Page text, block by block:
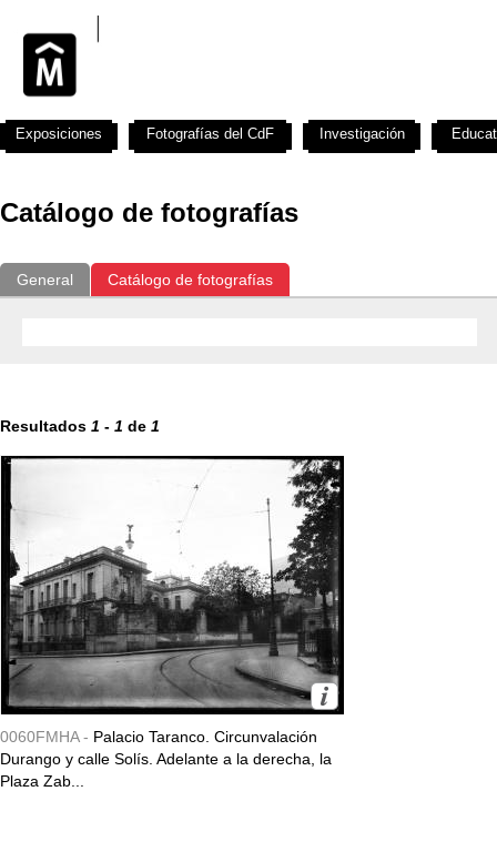
Catálogo de fotografías
General Catálogo de fotografías
Resultados 1 - 1 de 1
0060FMHA - Palacio Taranco. Circunvalación
Durango y calle Solís. Adelante a la derecha, la
Plaza Zab...
Exposiciones Fotografías del CdF Investigación